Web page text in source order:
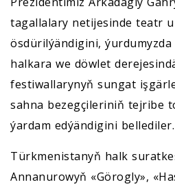
tagallalary netijesinde teatr
ösdürilýändigini,
halkara we döwlet
festiwallarynyň sungat
sahna bezegçileriniň tejribe
ýardam edýändigini bellediler.
Türkmenistanyň halk
Annanurowyň «Görogly»,